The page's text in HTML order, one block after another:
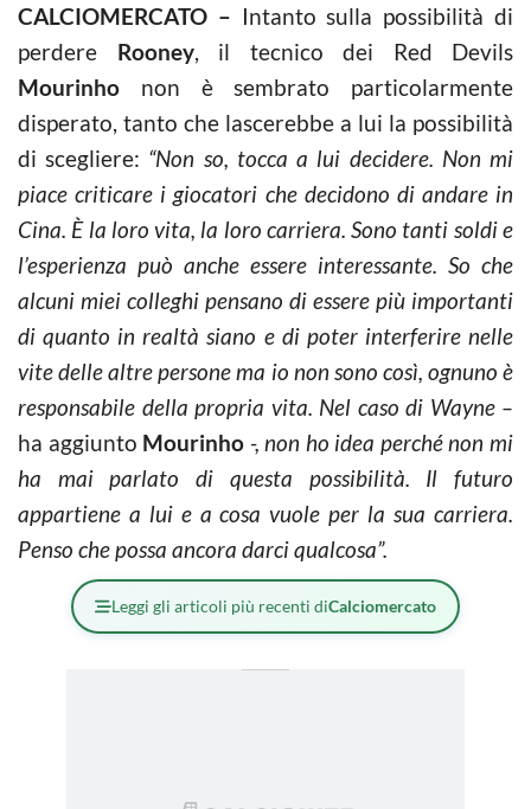
CALCIOMERCATO – Intanto sulla possibilità di
perdere Rooney, il tecnico dei Red Devils
Mourinho non è sembrato particolarmente
disperato, tanto che lascerebbe a lui la possibilità
di scegliere: “Non so, tocca a lui decidere. Non mi
piace criticare i giocatori che decidono di andare in
Cina. È la loro vita, la loro carriera. Sono tanti soldi e
l’esperienza può anche essere interessante. So che
alcuni miei colleghi pensano di essere più importanti
di quanto in realtà siano e di poter interferire nelle
vite delle altre persone ma io non sono così, ognuno è
responsabile della propria vita. Nel caso di Wayne –
ha aggiunto Mourinho -, non ho idea perché non mi
ha mai parlato di questa possibilità. Il futuro
appartiene a lui e a cosa vuole per la sua carriera.
Penso che possa ancora darci qualcosa”.
Leggi gli articoli più recenti diCalciomercato